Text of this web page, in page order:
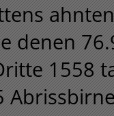
denen
1558